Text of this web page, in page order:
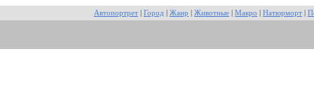
Автопортрет Город Жанр Животные Макро Натюрморт